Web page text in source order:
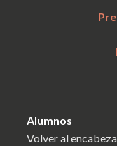
Alumnos
Volver al